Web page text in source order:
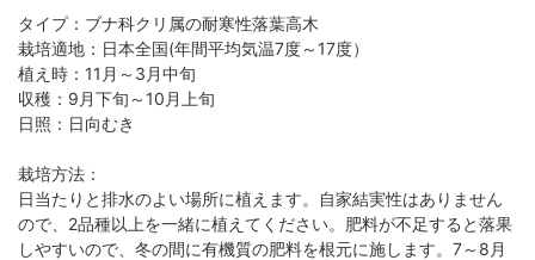
タイプ：ブナ科クリ属の耐寒性落葉高木
栽培適地：日本全国(年間平均気温7度～17度）
植え時：11月～3月中旬
収穫：9月下旬～10月上旬
日照：日向むき
栽培方法：
日当たりと排水のよい場所に植えます。自家結実性はありません
ので、2品種以上を一緒に植えてください。肥料が不足すると落果
しやすいので、冬の間に有機質の肥料を根元に施します。7～8月